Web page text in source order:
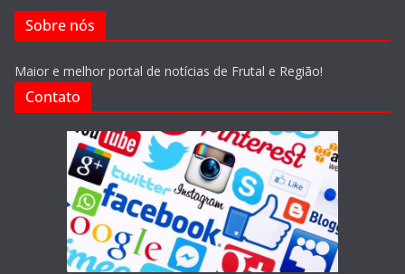
Sobre nós
Maior e melhor portal de notícias de Frutal e Região!
Contato